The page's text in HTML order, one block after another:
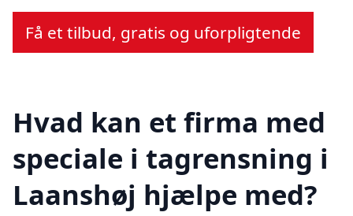
Få et tilbud, gratis og uforpligtende
Hvad kan et firma med
speciale i tagrensning i
Laanshøj hjælpe med?